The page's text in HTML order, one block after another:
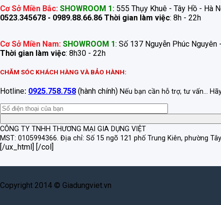
Cơ Sở Miền Bắc: SHOWROOM 1: 555 Thụy Khuê - Tây Hồ - Hà
0523.345678 - 0989.88.66.86 Thời gian làm việc: 8h - 22h
Cơ Sở Miền Nam: SHOWROOM 1: Số 137 Nguyễn Phúc
Thời gian làm việc: 8h30 - 22h
CHĂM SÓC KHÁCH HÀNG VÀ BẢO HÀNH:
Hotline: 0925.758.758 (hành chính) Nếu bạn cần hỗ trợ, tư vấn...
CÔNG TY TNHH THƯƠNG MẠI GIA DỤNG VIỆT
MST: 0105994366. Địa chỉ: Số 15 ngõ 121 phố Trung Kiên, phường
[/ux_html] [/col]
Copyright 2014 © Giadungviet.vn